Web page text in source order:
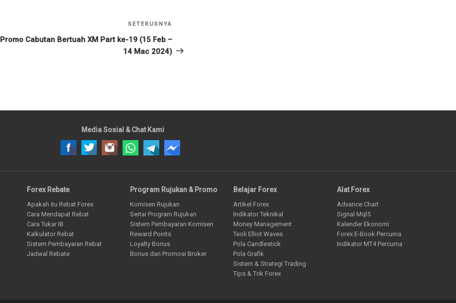
Seterusnya
SETERUSNYA
Promo Cabutan Bertuah XM Part ke-19 (15 Feb –
14 Mac 2024)
Media Sosial & Chat Kami
Forex Rebate
Apakah itu Rebat Forex
Cara Mendapat Rebat
Cara Tukar IB
Kalkulator Rebat
Sistem Pembayaran Rebat
Jadwal Rebate
Program Rujukan & Promo
Komisen Rujukan
Sertai Program Rujukan
Sistem Pembayaran Komisen
Reward Points
Loyalty Bonus
Bonus dan Promosi Broker
Belajar Forex
Artikel Forex
Indikator Teknikal
Money Management
Teoli Elliot Waves
Pola Candlestick
Pola Grafik
Sistem & Strategi Trading
Tips & Trik Forex
Alat Forex
Advance Chart
Signal Mql5
Kalender Ekonomi
Forex E-Book Percuma
Indikator MT4 Percuma